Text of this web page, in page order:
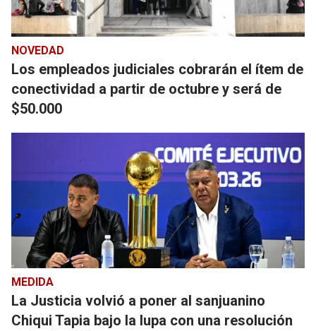
NOVEDAD
Los empleados judiciales cobrarán el ítem de
conectividad a partir de octubre y será de
$50.000
MEDIDA
La Justicia volvió a poner al sanjuanino
Chiqui Tapia bajo la lupa con una resolución